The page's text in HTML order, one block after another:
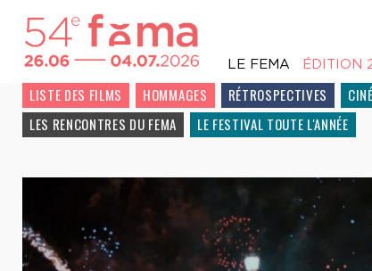
LE FEMA ÉDITION
LISTE DES FILMS HOMMAGES RÉTROSPECTIVES
LES RENCONTRES DU FEMA
LE FESTIVAL TOUTE L'ANNÉE